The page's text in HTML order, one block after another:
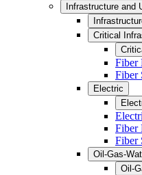
Infrastructure and
Critical
Fiber
Fiber
Electric
Fiber
Fiber
Oil-Gas-
Oil-